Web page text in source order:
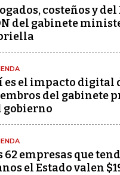
costeños y
del gabinete
es el impacto digital
del gabinete
gobierno
62 empresas que
el Estado valen